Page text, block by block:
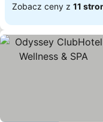
Zobacz ceny z 11